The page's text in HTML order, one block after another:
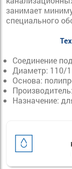
занимает
специального
Соединение
Диаметр: 110/
Основа:
Назначение: